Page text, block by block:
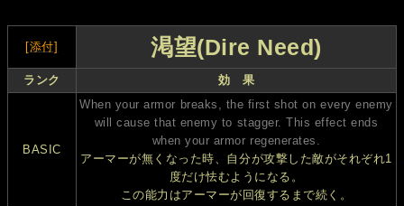
[添付] 渇望(Dire Need)
ランク 効 果
BASIC
When your armor breaks, the first shot on every enemy
will cause that enemy to stagger. This effect ends
when your armor regenerates.
アーマーが無くなった時、自分が攻撃した敵がそれぞれ1
度だけ怯むようになる。
この能力はアーマーが回復するまで続く。